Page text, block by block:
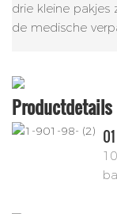
drie kleine pakjes
de medische
Productdetails
01